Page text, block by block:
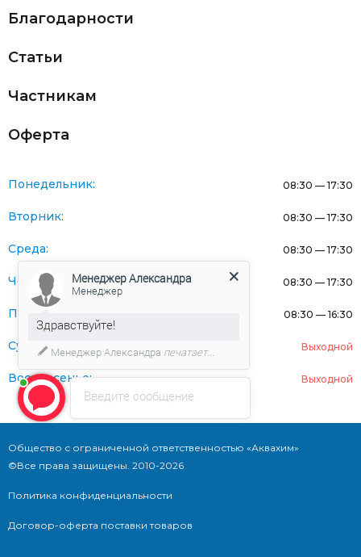
Благодарности
Статьи
Частникам
Оферта
Понедельник: 08:30 — 17:30
Вторник: 08:30 — 17:30
Среда: 08:30 — 17:30
Четверг: 08:30 — 17:30
Пятница: 08:30 — 16:30
Суббота: Выходной
Воскресенье: Выходной
Общество с ограниченной ответственностью «Аквахим»
©Все права защищены. 2010-2026
Политика конфиденциальности
Договор-оферта поставки товаров
Введите сообщение
Менеджер Александра
Менеджер
Здравствуйте!
Менеджер Александра печатает...